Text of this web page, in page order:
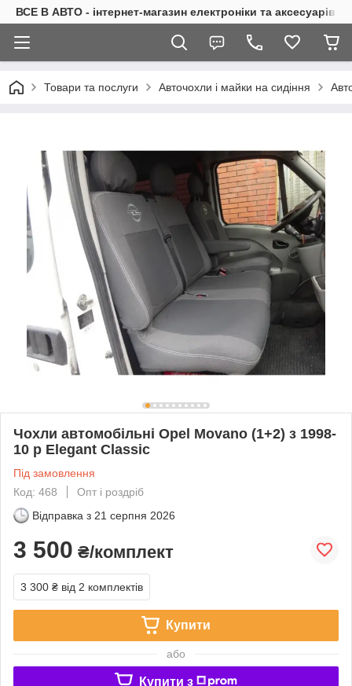
ВСЕ В АВТО - інтернет-магазин електроніки та аксесуарів в
Товари та послуги Авточохли і майки на сидіння
Чохли автомобільні Opel Movano (1+2) з 1998-
10 р Elegant Classic
Під замовлення
Код: 468
Опт і роздріб
Відправка з 21 серпня 2026
3 500 ₴/комплект
3 300 ₴ від 2 комплектів
Купити
або
Купити з